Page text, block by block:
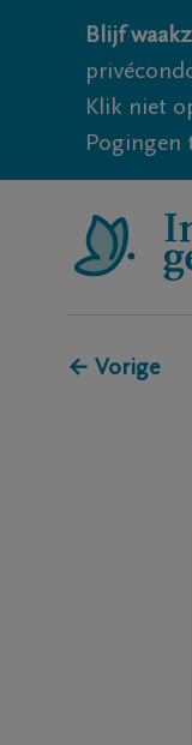
Blijf
Klik niet
Pogingen
← Vorige